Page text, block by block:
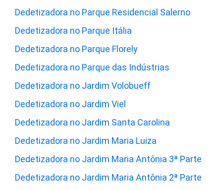
Dedetizadora no Parque Residencial Salerno
Dedetizadora no Parque Itália
Dedetizadora no Parque Florely
Dedetizadora no Parque das Indústrias
Dedetizadora no Jardim Volobueff
Dedetizadora no Jardim Viel
Dedetizadora no Jardim Santa Carolina
Dedetizadora no Jardim Maria Luiza
Dedetizadora no Jardim Maria Antônia 3ª Parte
Dedetizadora no Jardim Maria Antônia 2ª Parte